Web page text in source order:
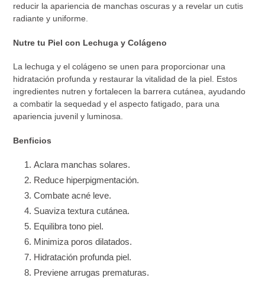
reducir la apariencia de manchas oscuras y a revelar un cutis
radiante y uniforme.
Nutre tu Piel con Lechuga y Colágeno
La lechuga y el colágeno se unen para proporcionar una
hidratación profunda y restaurar la vitalidad de la piel. Estos
ingredientes nutren y fortalecen la barrera cutánea, ayudando
a combatir la sequedad y el aspecto fatigado, para una
apariencia juvenil y luminosa.
Benficios
Aclara manchas solares.
Reduce hiperpigmentación.
Combate acné leve.
Suaviza textura cutánea.
Equilibra tono piel.
Minimiza poros dilatados.
Hidratación profunda piel.
Previene arrugas prematuras.